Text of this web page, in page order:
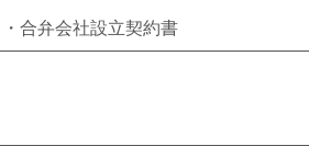
・合弁会社設立契約書